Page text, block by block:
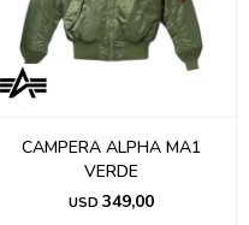
CAMPERA ALPHA MA1
VERDE
USD 349,00